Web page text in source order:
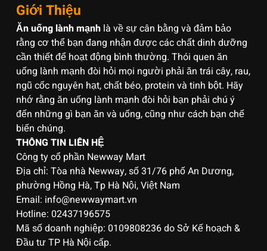
Giới Thiệu
Ăn uống lành mạnh là về sự cân bằng và đảm bảo
rằng cơ thể bạn đang nhận được các chất dinh dưỡng
cần thiết để hoạt động bình thường. Thói quen ăn
uống lành mạnh đòi hỏi mọi người phải ăn trái cây, rau,
ngũ cốc nguyên hạt, chất béo, protein và tinh bột. Hãy
nhớ rằng ăn uống lành mạnh đòi hỏi bạn phải chú ý
đến những gì bạn ăn và uống, cũng như cách bạn chế
biến chúng.
THÔNG TIN LIÊN HỆ
Công ty cổ phần Newway Mart
Địa chỉ: Tòa nhà Newway, số 31/76 phố An Dương,
phường Hồng Hà, Tp Hà Nội, Việt Nam
Email: info@newwaymart.vn
Hotline: 02437196575
Mã số doanh nghiệp: 0109808236 do Sở Kế hoạch &
Đầu tư TP Hà Nội cấp.